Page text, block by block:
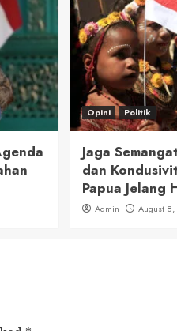
Opini Politik
Jaga
dan
Papua Jelang
Admin August